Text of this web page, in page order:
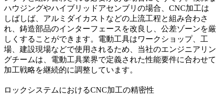
ハウジングやハイブリッドアセンブリの場合、CNC加工は
しばしば、 アルミダイカスト などの上流工程と組み合わさ
れ、鋳造部品のインターフェースを改良し、公差ゾーンを厳
しくすることができます。電動工具はワークショップ、工
場、建設現場などで使用されるため、当社のエンジニアリン
グチームは、 電動工具業界で定義された性能要件に合わせて
加工戦略を継続的に調整しています。
ロックシステムにおけるCNC加工の精密性